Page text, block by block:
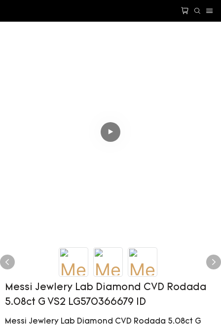
Messi Jewlery Lab Diamond CVD Rodada
5.08ct G VS2 LG570366679 ID
Messi Jewlery Lab Diamond CVD Rodada 5.08ct G